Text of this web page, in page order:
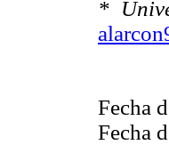
*
Fecha
Fecha